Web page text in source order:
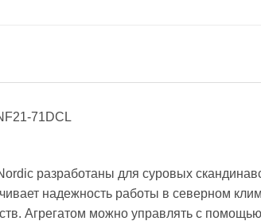
71DCL
разработаны для суровых
надежность работы в северном
Агрегатом можно управлять с